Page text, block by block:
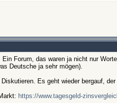
Forum, das waren ja nicht nur
Deutsche ja sehr mögen).
Es geht wieder bergauf,
https://www.tagesgeld-